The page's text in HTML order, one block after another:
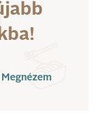
Megnézem